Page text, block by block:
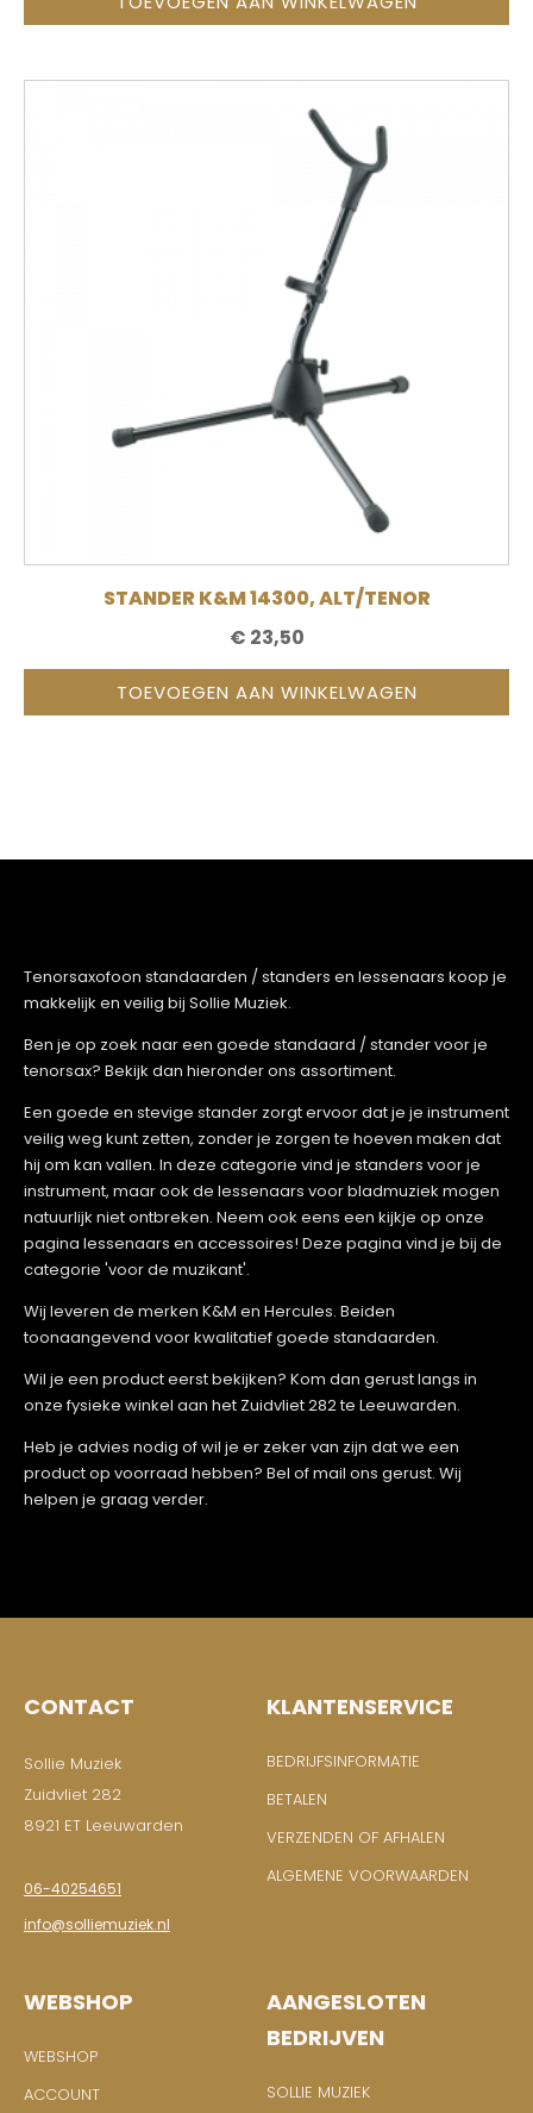
STANDER K&M 14300, ALT/TENOR
€ 23,50
TOEVOEGEN AAN WINKELWAGEN
Tenorsaxofoon standaarden / standers en lessenaars koop je
makkelijk en veilig bij Sollie Muziek.
Ben je op zoek naar een goede standaard / stander voor je
tenorsax? Bekijk dan hieronder ons assortiment.
Een goede en stevige stander zorgt ervoor dat je je instrument
veilig weg kunt zetten, zonder je zorgen te hoeven maken dat
hij om kan vallen. In deze categorie vind je standers voor je
instrument, maar ook de lessenaars voor bladmuziek mogen
natuurlijk niet ontbreken. Neem ook eens een kijkje op onze
pagina lessenaars en accessoires! Deze pagina vind je bij de
categorie 'voor de muzikant'.
Wij leveren de merken K&M en Hercules. Beiden
toonaangevend voor kwalitatief goede standaarden.
Wil je een product eerst bekijken? Kom dan gerust langs in
onze fysieke winkel aan het Zuidvliet 282 te Leeuwarden.
Heb je advies nodig of wil je er zeker van zijn dat we een
product op voorraad hebben? Bel of mail ons gerust. Wij
helpen je graag verder.
CONTACT
Sollie Muziek
Zuidvliet 282
8921 ET Leeuwarden
06-40254651
info@solliemuziek.nl
KLANTENSERVICE
BEDRIJFSINFORMATIE
BETALEN
VERZENDEN OF AFHALEN
ALGEMENE VOORWAARDEN
WEBSHOP
WEBSHOP
ACCOUNT
AANGESLOTEN
BEDRIJVEN
SOLLIE MUZIEK